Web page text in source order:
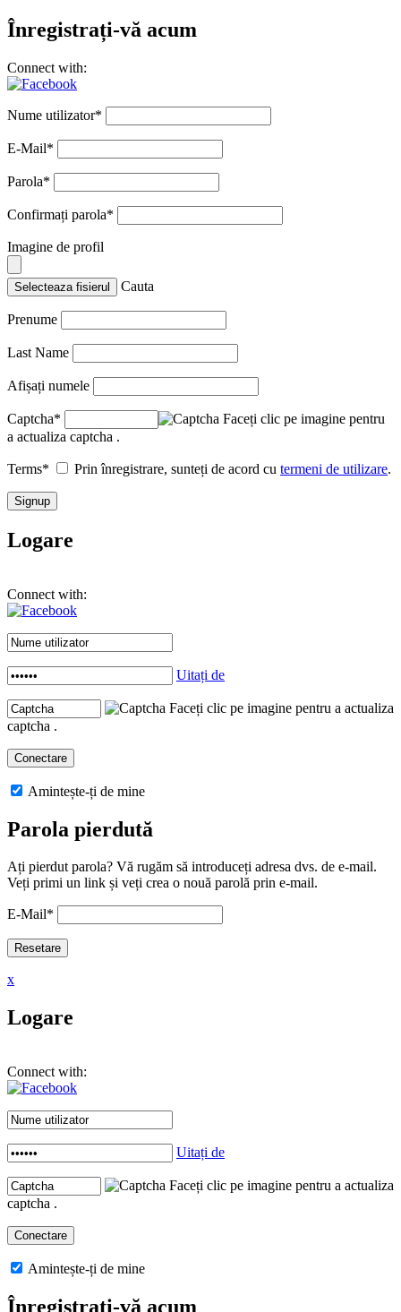
Înregistrați-vă acum
Connect with:
Nume utilizator*
E-Mail*
Parola*
Confirmați parola*
Imagine de profil
Selecteaza fisierul Cauta
Prenume
Last Name
Afișați numele
Captcha*
Faceți clic pe imagine pentru
a actualiza captcha .
Terms* Prin înregistrare, sunteți de acord cu termeni de utilizare.
Logare
Connect with:
Uitați de
Faceți clic pe imagine pentru a actualiza
captcha .
Amintește-ți de mine
Parola pierdută
Ați pierdut parola? Vă rugăm să introduceți adresa dvs. de e-mail.
Veți primi un link și veți crea o nouă parolă prin e-mail.
E-Mail*
x
Logare
Connect with:
Uitați de
Faceți clic pe imagine pentru a actualiza
captcha .
Amintește-ți de mine
Înregistrați-vă acum